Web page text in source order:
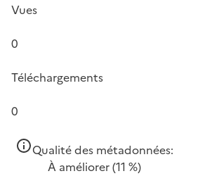
Vues
0
Téléchargements
0
Qualité des métadonnées:
À améliorer(11 %)